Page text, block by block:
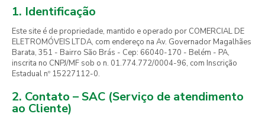
1. Identificação
Este site é de propriedade, mantido e operado por COMERCIAL DE
ELETROMÓVEIS LTDA, com endereço na Av. Governador Magalhães
Barata, 351 - Bairro São Brás - Cep: 66040-170 - Belém - PA,
inscrita no CNPJ/MF sob o n. 01.774.772/0004-96, com Inscrição
Estadual nº 15227112-0.
2. Contato – SAC (Serviço de atendimento
ao Cliente)